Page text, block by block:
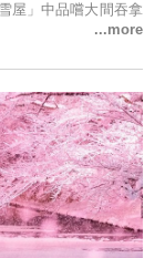
屋」中品嚐大間吞拿